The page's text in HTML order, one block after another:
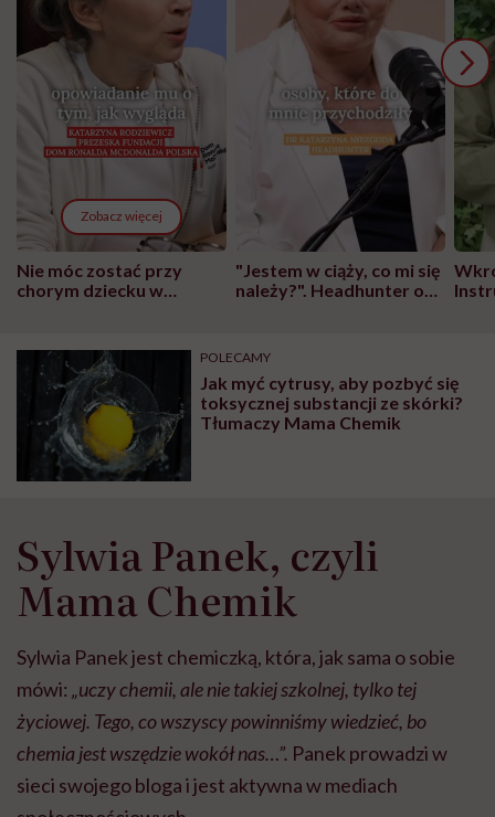
Zobacz więcej
Nie móc zostać przy
chorym dziecku w
może chyba tylko
głupota i brak
wyobraźni"
"Jestem w ciąży, co mi się
należy?". Headhunter o
pracy
POLECAMY
Jak myć cytrusy, aby pozbyć się
toksycznej substancji ze skórki?
Tłumaczy Mama Chemik
Sylwia Panek, czyli
Mama Chemik
Sylwia Panek jest chemiczką, która, jak sama o sobie
mówi: „uczy chemii, ale nie takiej szkolnej, tylko tej
życiowej. Tego, co wszyscy powinniśmy wiedzieć, bo
chemia jest wszędzie wokół nas…”. Panek prowadzi w
sieci swojego bloga i jest aktywna w mediach